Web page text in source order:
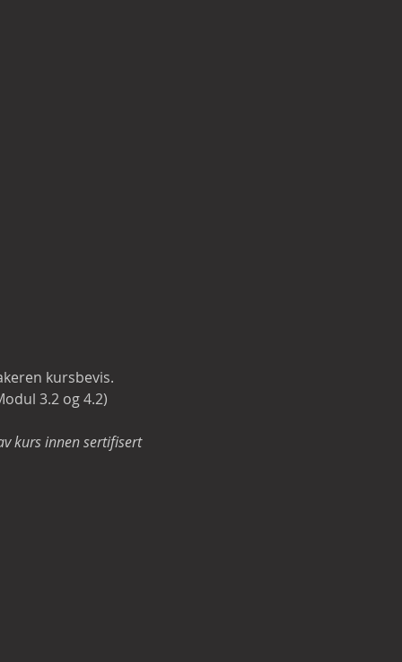
kursbevis.
3.2 og 4.2)
kurs innen sertifisert